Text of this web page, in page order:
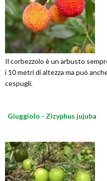
Il corbezzolo è un arbusto
i 10 metri di altezza ma può
cespugli.
Giuggiolo - Zizyphus jujuba